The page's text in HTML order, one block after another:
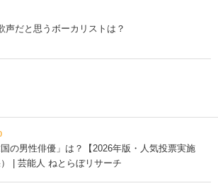
声だと思うボーカリストは？
の男性俳優」は？【2026年版・人気投票実施
| 芸能人 ねとらぼリサーチ